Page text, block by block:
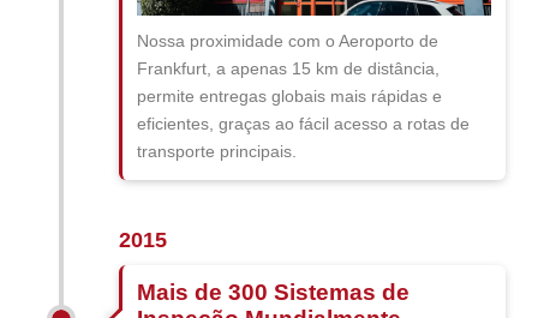
Nossa proximidade com o Aeroporto de
Frankfurt, a apenas 15 km de distância,
permite entregas globais mais rápidas e
eficientes, graças ao fácil acesso a rotas de
transporte principais.
2015
Mais de 300 Sistemas de